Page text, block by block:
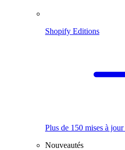
Shopify Editions
Plus de 150 mises à
Nouveautés